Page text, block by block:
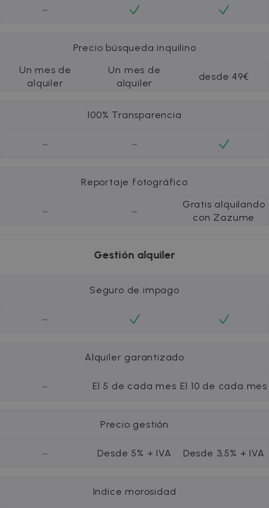
-
Precio búsqueda inquilino
Un mes de
alquiler
Un mes de
alquiler
desde 49€
100% Transparencia
- -
Reportaje fotográfico
- -
Gratis alquilando
con Zazume
Gestión alquiler
Seguro de impago
-
Alquiler garantizado
- El 5 de cada mes El 10 de cada mes
Precio gestión
- Desde 5% + IVA Desde 3,5% + IVA
Indice morosidad